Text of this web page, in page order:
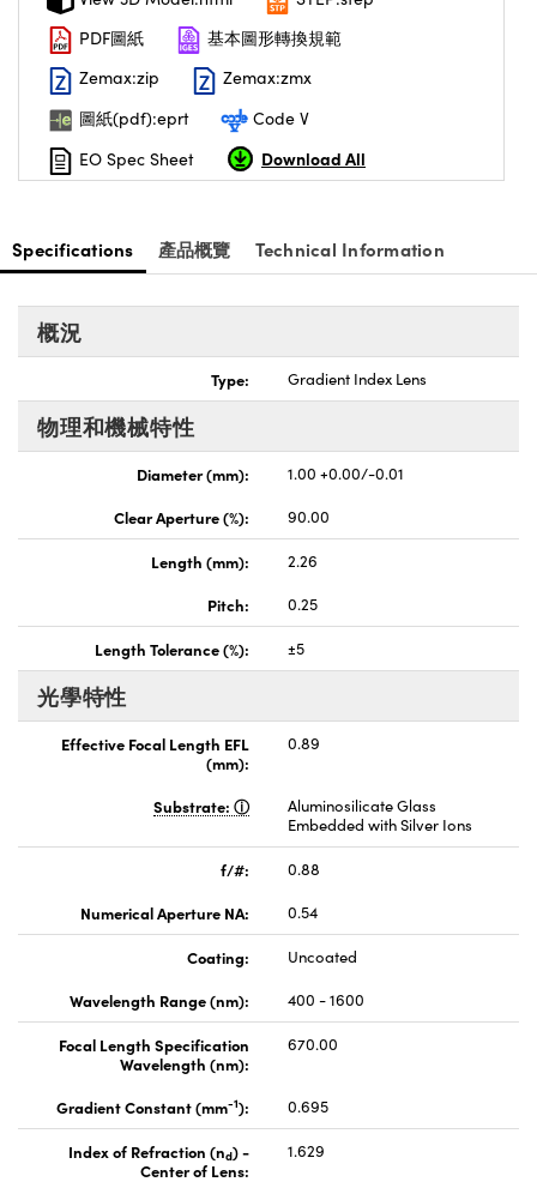
| SCHOTT 光學元件
PDF圖紙
基本圖形轉換規範
Zemax:zip
Zemax:zmx
圖紙(pdf):eprt
Code V
EO Spec Sheet
Download All
Specifications 產品概覽 Technical Information
概況
Type: Gradient Index Lens
物理和機械特性
Diameter (mm):
1.00 +0.00/-0.01
Clear Aperture (%):
90.00
Length (mm):
2.26
Pitch:
0.25
Length Tolerance (%): ±5
光學特性
Effective Focal Length EFL
(mm):
0.89
Substrate:
Aluminosilicate Glass
Embedded with Silver Ions
f/#:
0.88
Numerical Aperture NA:
0.54
Coating:
Uncoated
Wavelength Range (nm):
400 - 1600
Focal Length Specification
Wavelength (nm):
670.00
Gradient Constant (mm-1): 0.695
Index of Refraction (nd) -
Center of Lens:
1.629